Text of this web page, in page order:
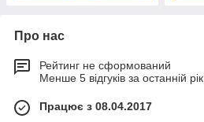
Про нас
Рейтинг не сформований
Менше 5 відгуків за останній рік
Працює з 08.04.2017